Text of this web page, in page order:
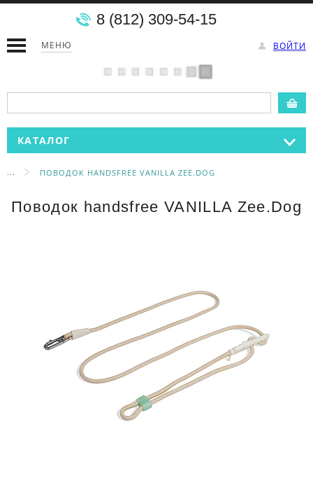
МЕНЮ ВОЙТИ
8 (812) 309-54-15
КАТАЛОГ
... ПОВОДОК HANDSFREE VANILLA ZEE.DOG
Поводок handsfree VANILLA Zee.Dog